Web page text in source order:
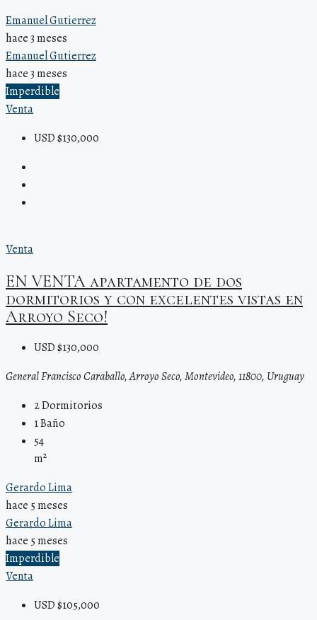
Emanuel Gutierrez
hace 3 meses
Emanuel Gutierrez
hace 3 meses
Imperdible
Venta
USD $130,000
Venta
EN VENTA apartamento de dos
dormitorios y con excelentes vistas en
Arroyo Seco!
USD $130,000
General Francisco Caraballo, Arroyo Seco, Montevideo, 11800, Uruguay
2Dormitorios
1Baño
54
m²
Gerardo Lima
hace 5 meses
Gerardo Lima
hace 5 meses
Imperdible
Venta
USD $105,000